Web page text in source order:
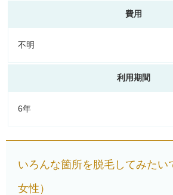
費用
不明
利用期間
6年
いろんな箇所を脱毛してみたい
女性）